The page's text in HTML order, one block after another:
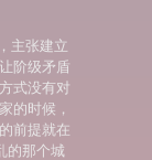
主张建立
阶级矛盾
式没有对
的时候，
前提就在
的那个城